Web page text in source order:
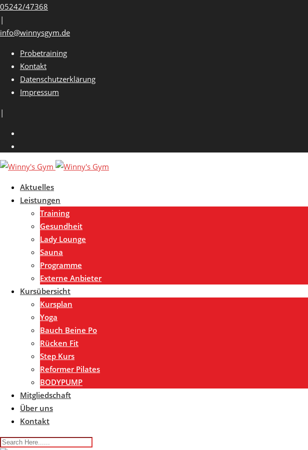
Skip
to
content
05242/47368
|
info@winnysgym.de
Probetraining
Kontakt
Datenschutzerklärung
Impressum
|
Aktuelles
Leistungen
Training
Gesundheit
Lady Lounge
Sauna
Programme
Externe Anbieter
Kursübersicht
Kursplan
Yoga
Bauch Beine Po
Rücken Fit
Step Kurs
Reformer Pilates
BODYPUMP
Mitgliedschaft
Über uns
Kontakt